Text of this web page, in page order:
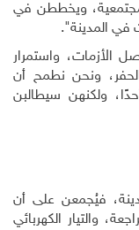
مجتمعية، ويخططن في
في المدينة".
الأزمات، واستمرار
بالحفر، ونحن نطمح أن
ولكنهن سيطالبن
فيُجمعن على أن
والتيار الكهربائي